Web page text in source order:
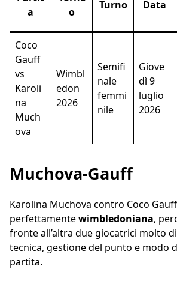
a
o
Turno Data
Coco
Gauff
vs
Karoli
na
Much
ova
Wimbl
edon
2026
Semifi
nale
femmi
nile
Giove
dì 9
luglio
2026
Muchova-Gauff
Karolina Muchova contro Coco
perfettamentewimbledoniana,
fronte all’altra due giocatrici molto
tecnica, gestione del punto e modo
partita.